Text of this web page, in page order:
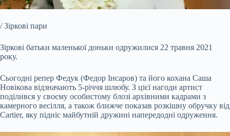
/ Зіркові пари
Зіркові батьки маленької доньки одружилися 22 травня 2021
року.
Сьогодні репер Федук (Федор Інсаров) та його кохана Саша
Новікова відзначають 5-річчя шлюбу. З цієї нагоди артист
поділився у своєму особистому блозі архівними кадрами з
камерного весілля, а також ближче показав розкішну обручку від
Cartier, яку підніс майбутній дружині напередодні одруження.